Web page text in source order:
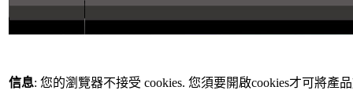
信息: 您的瀏覽器不接受 cookies. 您須要開啟cookies才可將產